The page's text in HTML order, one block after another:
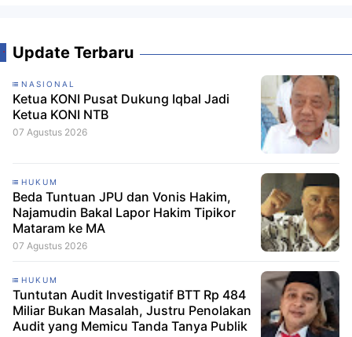
Update Terbaru
NASIONAL
Ketua KONI Pusat Dukung Iqbal Jadi
Ketua KONI NTB
07 Agustus 2026
HUKUM
Beda Tuntuan JPU dan Vonis Hakim,
Najamudin Bakal Lapor Hakim Tipikor
Mataram ke MA
07 Agustus 2026
HUKUM
Tuntutan Audit Investigatif BTT Rp 484
Miliar Bukan Masalah, Justru Penolakan
Audit yang Memicu Tanda Tanya Publik